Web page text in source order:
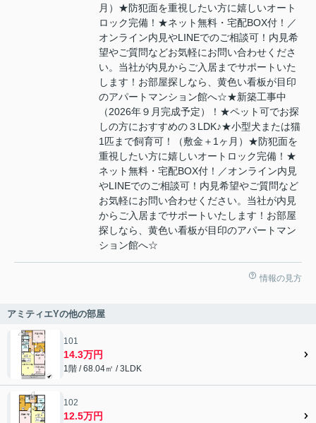
月）★防犯面を重視したい方に嬉しいオート
ロック完備！★ネット無料・宅配BOX付！／
オンライン内見やLINEでのご相談可！内見希
望やご質問などお気軽にお問い合わせくださ
い。当社が内見からご入居までサポートいた
します！お部屋探しなら、黄色い看板が目印
のアパートマンション館へ☆★新築工事中
（2026年９月完成予定）！★ペット可でお探
しの方におすすめの３LDK♪★小型犬または猫
1匹まで飼育可！（敷金＋1ヶ月）★防犯面を
重視したい方に嬉しいオートロック完備！★
ネット無料・宅配BOX付！／オンライン内見
やLINEでのご相談可！内見希望やご質問など
お気軽にお問い合わせください。当社が内見
からご入居までサポートいたします！お部屋
探しなら、黄色い看板が目印のアパートマン
ション館へ☆
情報の見方
アミティエYの他の部屋
101
14.3万円
1階 / 68.04㎡ / 3LDK
102
12.5万円